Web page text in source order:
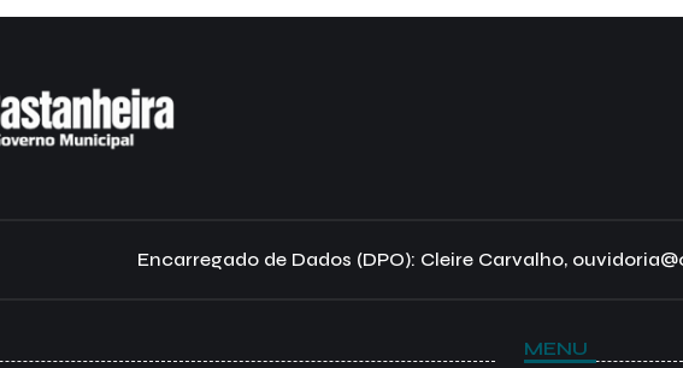
Encarregado de Dados (DPO): Cleire Carvalho,
MENU